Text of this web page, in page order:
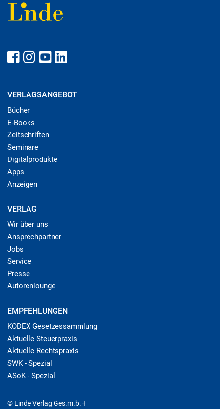
VERLAGSANGEBOT
Bücher
E-Books
Zeitschriften
Seminare
Digitalprodukte
Apps
Anzeigen
VERLAG
Wir über uns
Ansprechpartner
Jobs
Service
Presse
Autorenlounge
EMPFEHLUNGEN
KODEX Gesetzessammlung
Aktuelle Steuerpraxis
Aktuelle Rechtspraxis
SWK - Spezial
ASoK - Spezial
© Linde Verlag Ges.m.b.H